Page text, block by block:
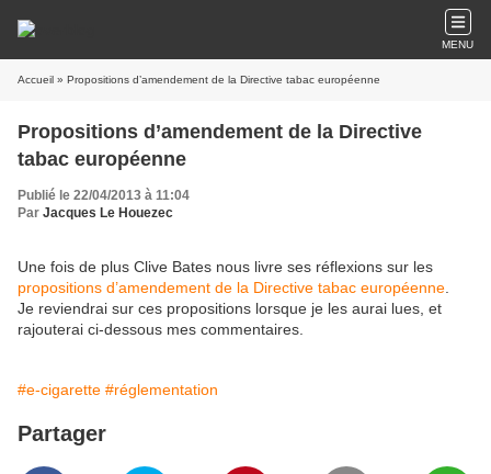
MENU
Accueil » Propositions d’amendement de la Directive tabac européenne
Propositions d’amendement de la Directive
tabac européenne
Publié le 22/04/2013 à 11:04
Par Jacques Le Houezec
Une fois de plus Clive Bates nous livre ses réflexions sur les
propositions d’amendement de la Directive tabac européenne
Je reviendrai sur ces propositions lorsque je les aurai lues, et
rajouterai ci-dessous mes commentaires.
#e-cigarette #réglementation
Partager